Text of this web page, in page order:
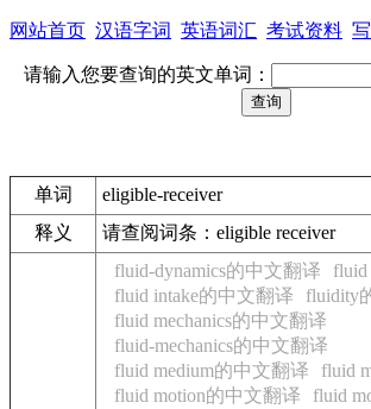
网站首页 汉语字词 英语词汇 考试资料
请输入您要查询的英文单词：
单词
eligible-receiver
释义
请查阅词条：eligible receiver
fluid-dynamics的中文翻译
fluid intake的中文翻译
fluidity
fluid mechanics的中文翻译
fluid-mechanics的中文翻译
fluid medium的中文翻译
fluid
fluid motion的中文翻译
fluid